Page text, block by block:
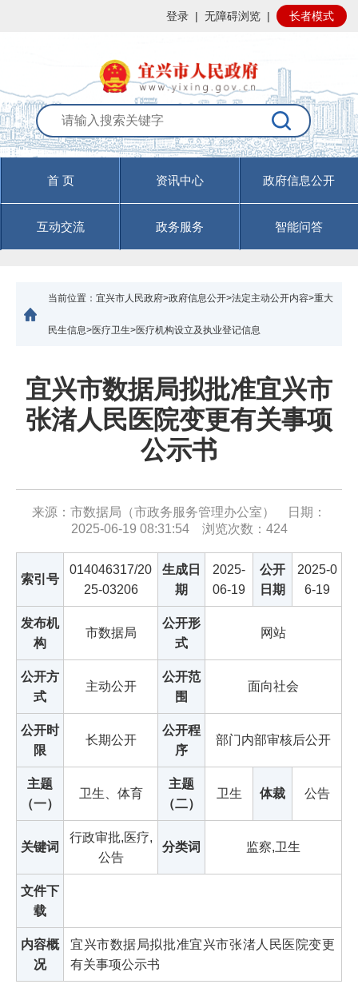
登录 | 无障碍浏览 | 长者模式
首 页 资讯中心 政府信息公开
互动交流 政务服务 智能问答
当前位置： 宜兴市人民政府>政府信息公开>法定主动公开内容>重大
民生信息>医疗卫生>医疗机构设立及执业登记信息
宜兴市数据局拟批准宜兴市
张渚人民医院变更有关事项
公示书
来源：市数据局（市政务服务管理办公室） 日期：
2025-06-19 08:31:54 浏览次数： 424
索引号
014046317/20
25-03206
生成日
期
2025-
06-19
公开
日期
2025-0
6-19
发布机
构
市数据局
公开形
式
网站
公开方
式
主动公开
公开范
围
面向社会
公开时
限
长期公开
公开程
序
部门内部审核后公开
主题
（一）
卫生、体育
主题
（二）
卫生 体裁 公告
关键词
行政审批,医疗,
公告
分类词 监察,卫生
文件下
载
内容概
况
宜兴市数据局拟批准宜兴市张渚人民医院变更
有关事项公示书